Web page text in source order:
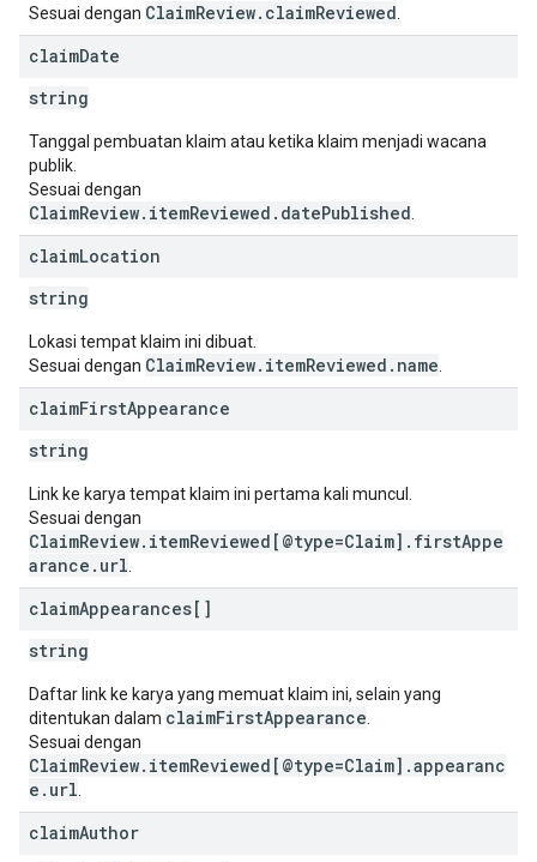
Sesuai dengan ClaimReview.claimReviewed
claimDate
string
Tanggal pembuatan klaim atau ketika klaim menjadi wacana
publik.
Sesuai dengan
ClaimReview.itemReviewed.datePublished
claimLocation
string
Lokasi tempat klaim ini dibuat.
Sesuai dengan ClaimReview.itemReviewed.name
claimFirstAppearance
string
Link ke karya tempat klaim ini pertama kali muncul.
Sesuai dengan
ClaimReview.itemReviewed[@type=Claim].firstAppe
arance.url
claimAppearances[]
string
Daftar link ke karya yang memuat klaim ini, selain yang
ditentukan dalam claimFirstAppearance
Sesuai dengan
ClaimReview.itemReviewed[@type=Claim].appearanc
e.url
claimAuthor